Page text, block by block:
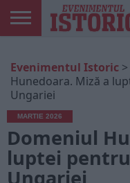
ONLINE
EDIȚII
TIPĂRITE
ISTORIC
PLAY
CONTUL
MEU
Evenimentul Istoric >
Hunedoara. Miză a
Ungariei
MARTIE 2026
Domeniul
luptei
Ungariei